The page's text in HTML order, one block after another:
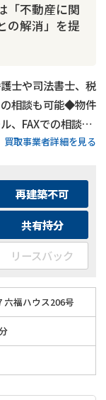
「不動産に関
の解消」を提
士や司法書士、税
相談も可能◆物件
、FAXでの相談可
買取事業者詳細を見る
再建築不可
共有持分
リースバック
福ハウス206号